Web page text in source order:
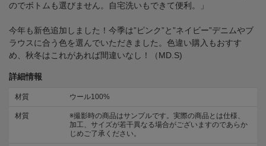
のでボトムも選びません。自宅洗いもできて便利。」
今年も新色追加しました！今季は”ピンク”と”ネイビー”デニムやブ
ラウスに合う色を選んでいただきました。色違い購入もおすす
め、秋冬はこれがあれば間違いなし！（MD.S)
詳細情報
材質 ウール100%
材質
※撮影時の商品はサンプルです。実際の商品とは仕様、
加工、サイズが若干異なる場合がございますのであらか
じめご了承ください。